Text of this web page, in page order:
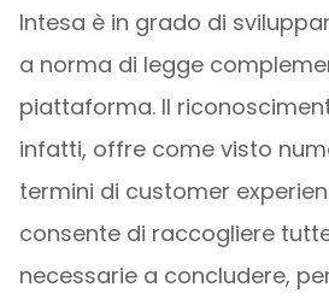
Intesa è in grado di
a norma di legge
piattaforma. Il
infatti, offre come visto
termini di customer
consente di raccogliere
necessarie a concludere,